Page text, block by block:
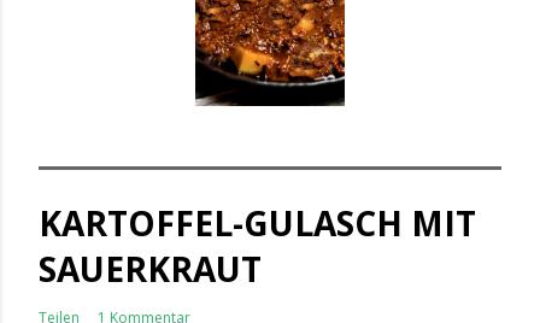
KARTOFFEL-GULASCH MIT
SAUERKRAUT
Teilen 1 Kommentar